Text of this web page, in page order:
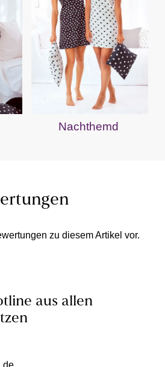
Nachthemd
zu diesem Artikel vor.
aus allen